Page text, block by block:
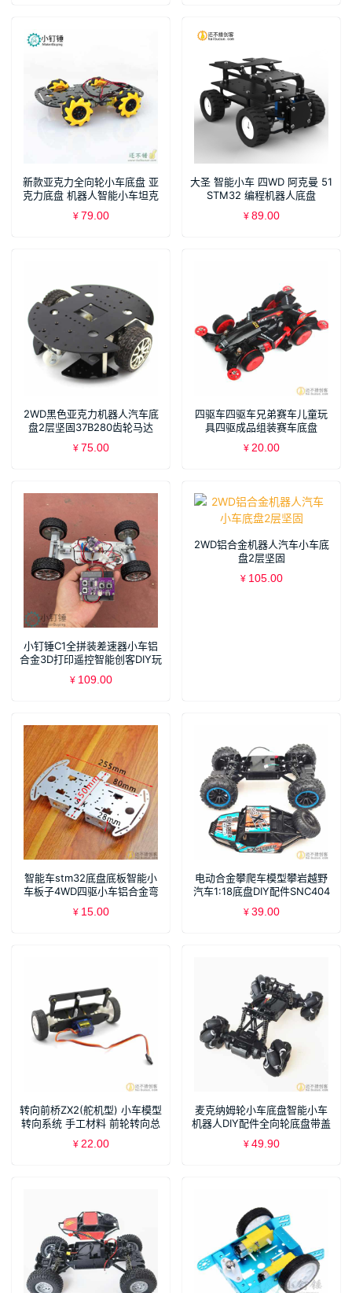
新款亚克力全向轮小车底盘 亚
克力底盘 机器人智能小车坦克
底盘
¥ 79.00
大圣 智能小车 四WD 阿克曼 51
STM32 编程机器人底盘
¥ 89.00
2WD黑色亚克力机器人汽车底
盘2层坚固37B280齿轮马达
SN180
¥ 75.00
四驱车四驱车兄弟赛车儿童玩
具四驱成品组装赛车底盘
¥ 20.00
小钉锤C1全拼装差速器小车铝
合金3D打印遥控智能创客DIY玩
具套件SNP106
¥ 109.00
2WD铝合金机器人汽车小车底
盘2层坚固
¥ 105.00
智能车stm32底盘底板智能小
车板子4WD四驱小车铝合金弯
折底盘SNC381
¥ 15.00
电动合金攀爬车模型攀岩越野
汽车1:18底盘DIY配件SNC404
¥ 39.00
转向前桥ZX2(舵机型) 小车模型
转向系统 手工材料 前轮转向总
成SN219
¥ 22.00
麦克纳姆轮小车底盘智能小车
机器人DIY配件全向轮底盘带盖
SNC405
¥ 49.90